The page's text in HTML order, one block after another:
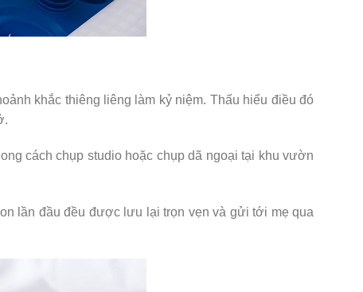
khắc thiêng liêng làm kỷ niệm. Thấu hiểu điều đó
cách chụp studio hoặc chụp dã ngoại tại khu vườn
lần đầu đều được lưu lại trọn vẹn và gửi tới mẹ qua